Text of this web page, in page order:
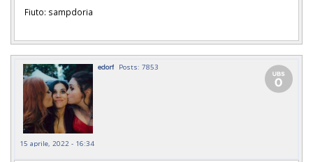
Fiuto: sampdoria
edorf Posts: 7853
15 aprile, 2022 - 16:34